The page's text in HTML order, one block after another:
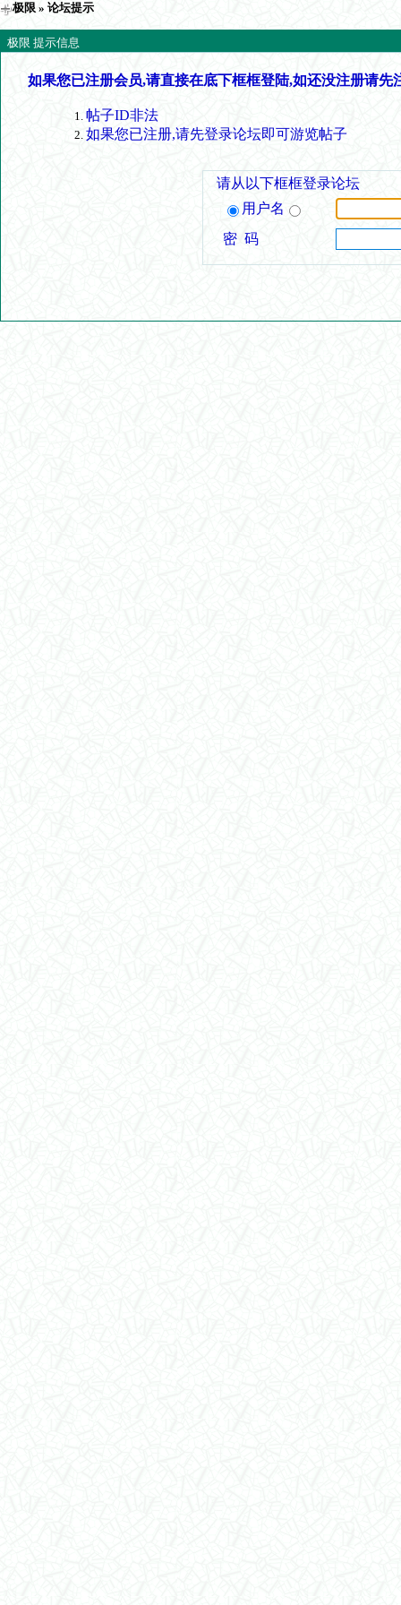
极限 » 论坛提示
极限 提示信息
如果您已注册会员,请直接在底下框框登陆,如还没注册请先
帖子ID非法
如果您已注册,请先登录论坛即可游览帖子
请从以下框框登录论坛
用户名
密 码